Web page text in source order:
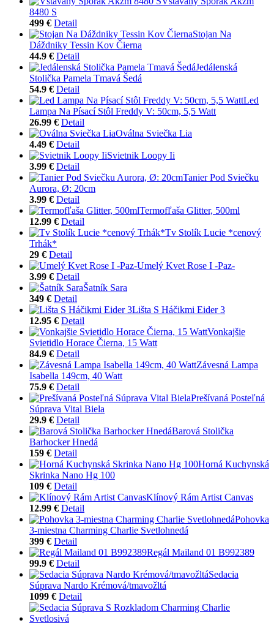
8480 S
499 € Detail
Stojan Na
Dáždniky Tessin Kov Čierna
44.9 € Detail
Jedálenská
Stolička Pamela Tmavá Šedá
54.9 € Detail
Led
Lampa Na Písací Stôl Freddy V: 50cm, 5,5 Watt
26.99 € Detail
Oválna Sviečka Lia
4.49 € Detail
Svietnik Loopy Ii
3.99 € Detail
Tanier Pod Sviečku
Aurora, Ø: 20cm
3.99 € Detail
Termofľaša Glitter, 500ml
12.99 € Detail
Tv Stolík Lucie *cenový
Trhák*
29 € Detail
Umelý Kvet Rose I -Paz-
3.99 € Detail
Šatník Sara
349 € Detail
Lišta S Háčikmi Eider 3
12.95 € Detail
Vonkajšie
Svietidlo Horace Čierna, 15 Watt
84.9 € Detail
Závesná Lampa
Isabella 149cm, 40 Watt
75.9 € Detail
Prešívaná Posteľná
Súprava Vital Biela
29.9 € Detail
Barová Stolička
Barhocker Hnedá
159 € Detail
Horná Kuchynská
Skrinka Nano Hg 100
109 € Detail
Klínový Rám Artist Canvas
12.99 € Detail
Pohovka
3-miestna Charming Charlie Svetlohnedá
399 € Detail
Regál Mailand 01 B992389
99.9 € Detail
Sedacia
Súprava Nardo Krémová/tmavožltá
1099 € Detail